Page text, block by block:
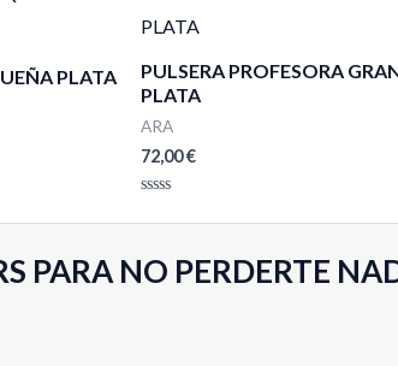
PLATA
PULSERA PROFESORA
PLATA
ARA
72,00€
con
5
PARA NO PERDERTE